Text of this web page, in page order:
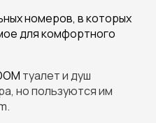
номеров, в которых
для комфортного
туалет и душ
но пользуются им
.